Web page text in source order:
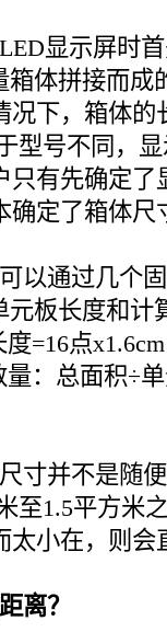
显示屏时首
体拼接而成
况下，箱体的
型号不同，
只有先确定了
确定了箱体尺
通过几个固
板长度和计
=16点
：总面积÷
并不是随便
至1.5平方米
太小在，则会
离？